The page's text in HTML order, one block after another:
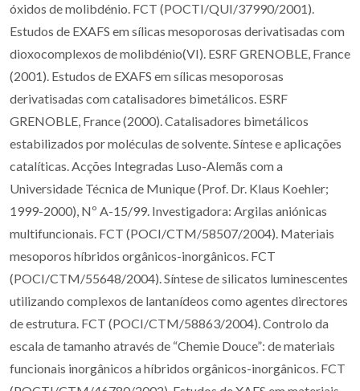
óxidos de molibdénio. FCT (POCTI/QUI/37990/2001).
Estudos de EXAFS em sílicas mesoporosas derivatisadas com
dioxocomplexos de molibdénio(VI). ESRF GRENOBLE, France
(2001). Estudos de EXAFS em sílicas mesoporosas
derivatisadas com catalisadores bimetálicos. ESRF
GRENOBLE, France (2000). Catalisadores bimetálicos
estabilizados por moléculas de solvente. Síntese e aplicações
catalíticas. Acções Integradas Luso-Alemãs com a
Universidade Técnica de Munique (Prof. Dr. Klaus Koehler;
1999-2000), Nº A-15/99. Investigadora: Argilas aniónicas
multifuncionais. FCT (POCI/CTM/58507/2004). Materiais
mesoporos híbridos orgânicos-inorgânicos. FCT
(POCI/CTM/55648/2004). Síntese de silicatos luminescentes
utilizando complexos de lantanídeos como agentes directores
de estrutura. FCT (POCI/CTM/58863/2004). Controlo da
escala de tamanho através de “Chemie Douce”: de materiais
funcionais inorgânicos a híbridos orgânicos-inorgânicos. FCT